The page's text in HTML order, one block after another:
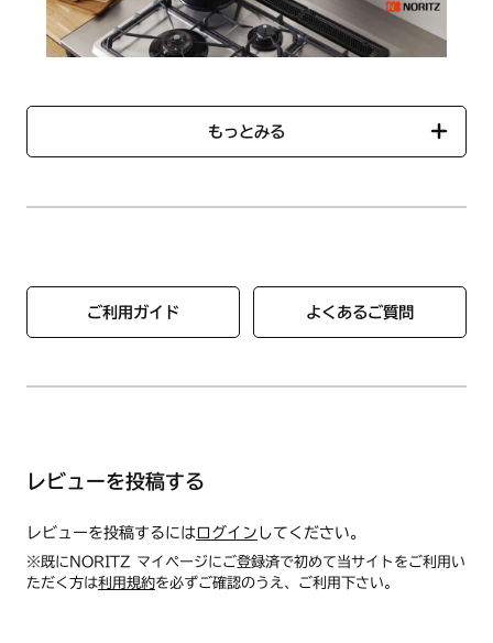
もっとみる
ご利用ガイド よくあるご質問
レビューを投稿する
レビューを投稿するにはログイン してください。
※既にNORITZ マイページにご登録済で初めて当サイトをご利用い
ただく方は利用規約を必ずご確認のうえ、ご利用下さい。